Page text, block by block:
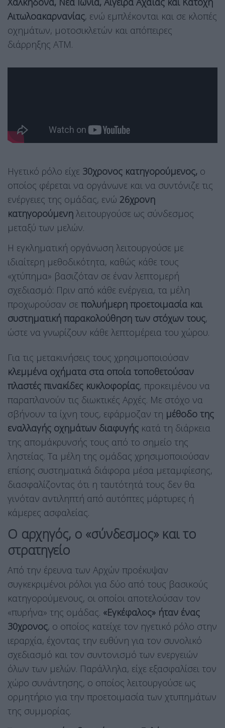
Αιτωλοακαρνανίας, ενώ εμπλέκονται και σε κλοπές
οχημάτων, μοτοσικλετών και απόπειρες
διάρρηξης ΑΤΜ.
Ηγετικό ρόλο είχε 30χρονος κατηγορούμενος, ο
οποίος φέρεται να οργάνωνε και να συντόνιζε τις
ενέργειες της ομάδας, ενώ 26χρονη
κατηγορούμενη λειτουργούσε ως σύνδεσμος
μεταξύ των μελών.
Η εγκληματική οργάνωση λειτουργούσε με
ιδιαίτερη μεθοδικότητα, καθώς κάθε τους
«χτύπημα» βασιζόταν σε έναν λεπτομερή
σχεδιασμό: Πριν από κάθε ενέργεια, τα μέλη
προχωρούσαν σε πολυήμερη προετοιμασία και
συστηματική παρακολούθηση των στόχων τους,
ώστε να γνωρίζουν κάθε λεπτομέρεια του χώρου.
Για τις μετακινήσεις τους χρησιμοποιούσαν
κλεμμένα οχήματα στα οποία τοποθετούσαν
πλαστές πινακίδες κυκλοφορίας, προκειμένου να
παραπλανούν τις διωκτικές Αρχές. Με στόχο να
σβήνουν τα ίχνη τους, εφάρμοζαν τη μέθοδο της
εναλλαγής οχημάτων διαφυγής κατά τη διάρκεια
της απομάκρυνσής τους από το σημείο της
ληστείας. Τα μέλη της ομάδας χρησιμοποιούσαν
επίσης συστηματικά διάφορα μέσα μεταμφίεσης,
διασφαλίζοντας ότι η ταυτότητά τους δεν θα
γινόταν αντιληπτή από αυτόπτες μάρτυρες ή
κάμερες ασφαλείας.
Ο αρχηγός, ο «σύνδεσμος» και το
στρατηγείο
Από την έρευνα των Αρχών προέκυψαν
συγκεκριμένοι ρόλοι για δύο από τους βασικούς
κατηγορούμενους, οι οποίοι αποτελούσαν τον
«πυρήνα» της ομάδας. «Εγκέφαλος» ήταν ένας
30χρονος, ο οποίος κατείχε τον ηγετικό ρόλο στην
ιεραρχία, έχοντας την ευθύνη για τον συνολικό
σχεδιασμό και τον συντονισμό των ενεργειών
όλων των μελών. Παράλληλα, είχε εξασφαλίσει τον
χώρο συνάντησης, ο οποίος λειτουργούσε ως
ορμητήριο για την προετοιμασία των χτυπημάτων
της συμμορίας.